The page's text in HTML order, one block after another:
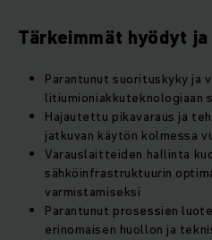
Tärkeimmät hyödyt
Parantunut suorituskyky ja
litiumioniakkuteknologiaan
Hajautettu pikavaraus ja
jatkuvan käytön kolmessa
Varauslaitteiden hallinta
sähköinfrastruktuurin
varmistamiseksi
Parantunut prosessien
erinomaisen huollon ja